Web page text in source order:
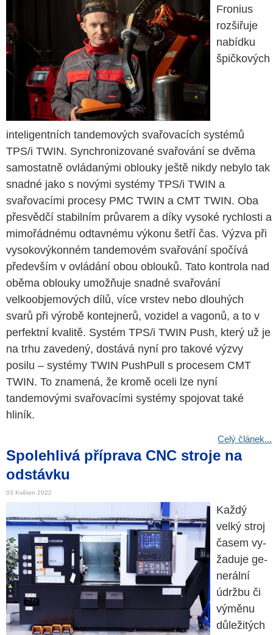
Fronius
rozšiřuje
nabídku
špičkových
inteligentních tandemových svařovacích systémů
TPS/i TWIN. Synchronizované svařování se dvěma
samostatně ovládanými oblouky ještě nikdy nebylo tak
snadné jako s novými systémy TPS/i TWIN a
svařovacími procesy PMC TWIN a CMT TWIN. Oba
přesvědčí stabilním průvarem a díky vysoké rychlosti a
mimořádnému odtavnému výkonu šetří čas. Výzva při
vysokovýkonném tandemovém svařování spočívá
především v ovládání obou oblouků. Tato kontrola nad
oběma oblouky umožňuje snadné svařování
velkoobjemových dílů, více vrstev nebo dlouhých
svarů při výrobě kontejnerů, vozidel a vagonů, a to v
perfektní kvalitě. Systém TPS/i TWIN Push, který už je
na trhu zavedený, dostává nyní pro takové výzvy
posilu – systémy TWIN PushPull s procesem CMT
TWIN. To znamená, že kromě oceli lze nyní
tandemovými svařovacími systémy spojovat také
hliník.
Celý článek...
Spolehlivá příprava CNC stroje na
odstávku
03 Květen 2022
Každý
velký stroj
časem vy­
ža­du­je ge­
ne­rál­ní
údrž­bu či
vý­mě­nu
dů­le­ži­tých